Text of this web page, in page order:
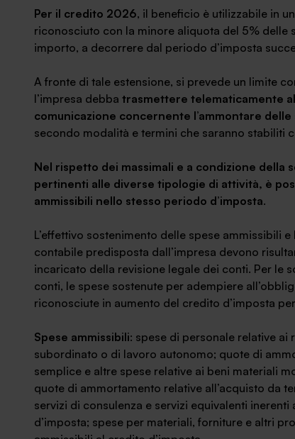
Per il credito 2026, il beneficio è utilizzabile in
riconosciuto con la minore aliquota del 5% delle
importo, a decorrere dal periodo d’imposta
A fronte di tale estensione, si prevede un limite
l’impresa debba trasmettere telematicamente
comunicazione concernente l’ammontare
secondo modalità e termini che saranno stabiliti
Nel rispetto dei massimali e a condizione della
pertinenti alle diverse tipologie di attività, è
ammissibili nello stesso periodo d’imposta.
L’effettivo sostenimento delle spese ammissibili
contabile predisposta dall’impresa devono
incaricato della revisione legale dei conti. Per le
conti, le spese sostenute per adempiere
riconosciute in aumento del credito d’imposta
Spese ammissibili: spese di personale relative
subordinato o di lavoro autonomo; quote di
semplice e altre spese relative ai beni materiali
quote di ammortamento relative all’acquisto da
servizi di consulenza e servizi equivalenti
d’imposta; spese per materiali, forniture e altri